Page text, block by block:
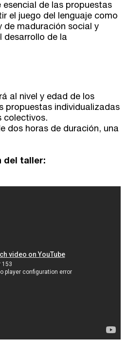
de las propuestas
el juego del lenguaje como
de maduración social y
desarrollo de la
al nivel y edad de los
propuestas individualizadas
colectivos.
dos horas de duración, una
del taller: